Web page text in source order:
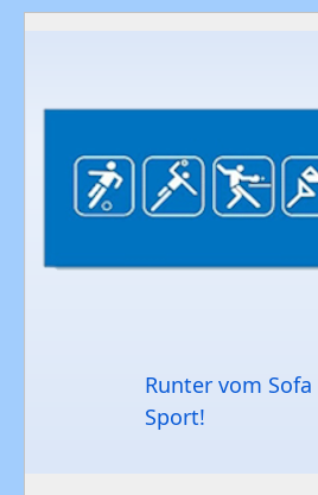
Runter vom
Sport!